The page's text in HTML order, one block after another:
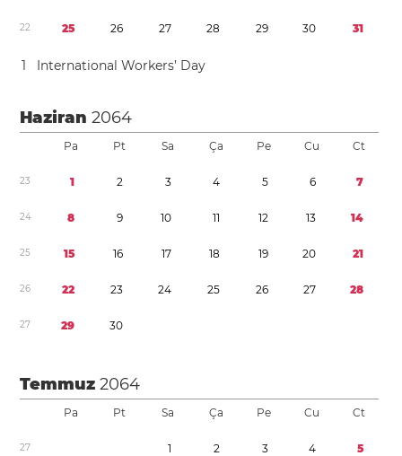
22 25 26 27 28 29 30 31
1 International Workers’ Day
Haziran2064
Pa Pt Sa Ça Pe Cu Ct
23 1 2 3 4 5 6 7
24 8 9 10 11 12 13 14
25 15 16 17 18 19 20 21
26 22 23 24 25 26 27 28
27 29 30
Temmuz2064
Pa Pt Sa Ça Pe Cu Ct
27 1 2 3 4 5